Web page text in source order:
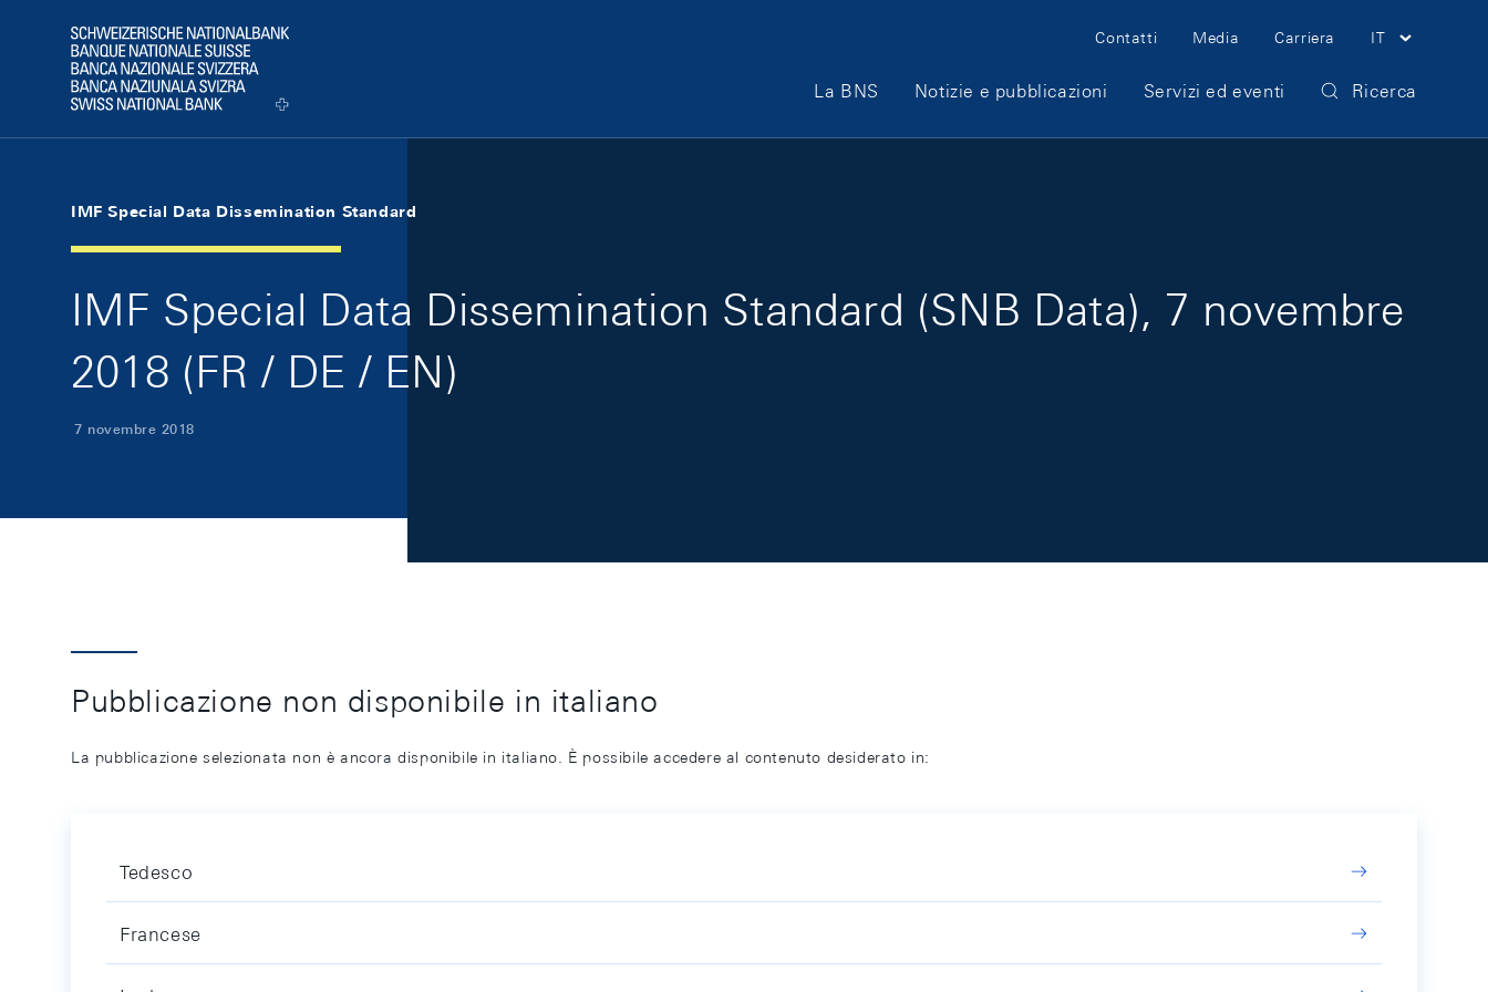
Logo
Meta Navigation
Contatti Media Carriera IT
Main Navigation
La BNS Notizie e pubblicazioni Servizi ed eventi Ricerca
IMF Special Data Dissemination Standard
IMF Special Data Dissemination Standard (SNB Data), 7 novembre
2018 (FR / DE / EN)
7 novembre 2018
Pubblicazione non disponibile in italiano
La pubblicazione selezionata non è ancora disponibile in italiano. È possibile accedere al contenuto desiderato in:
Tedesco
Francese